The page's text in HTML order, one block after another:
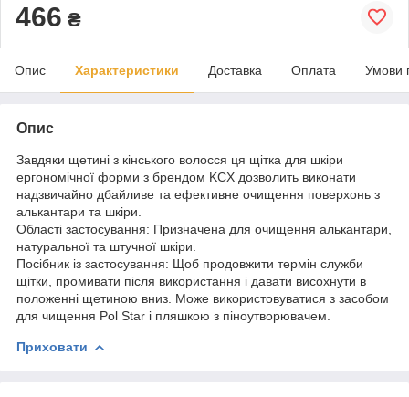
466 ₴
Опис Характеристики Доставка Оплата Умови
Опис
Завдяки щетині з кінського волосся ця щітка для шкіри
ергономічної форми з брендом KCX дозволить виконати
надзвичайно дбайливе та ефективне очищення поверхонь з
алькантари та шкіри.
Області застосування: Призначена для очищення алькантари,
натуральної та штучної шкіри.
Посібник із застосування: Щоб продовжити термін служби
щітки, промивати після використання і давати висохнути в
положенні щетиною вниз. Може використовуватися з засобом
для чищення Pol Star і пляшкою з піноутворювачем.
Приховати